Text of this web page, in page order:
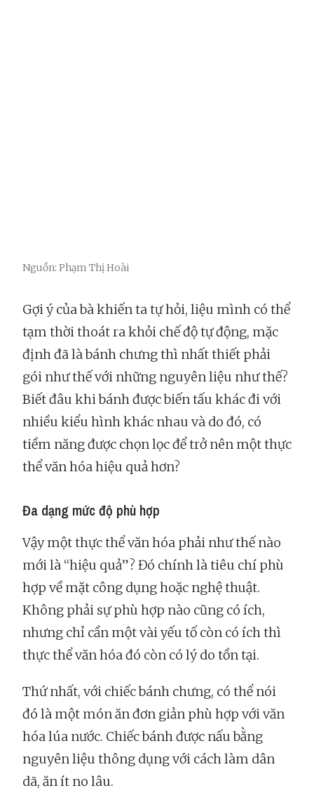
Nguồn: Phạm Thị Hoài
Gợi ý của bà khiến ta tự hỏi, liệu mình có thể
tạm thời thoát ra khỏi chế độ tự động, mặc
định đã là bánh chưng thì nhất thiết phải
gói như thế với những nguyên liệu như thế?
Biết đâu khi bánh được biến tấu khác đi với
nhiều kiểu hình khác nhau và do đó, có
tiềm năng được chọn lọc để trở nên một thực
thể văn hóa hiệu quả hơn?
Đa dạng mức độ phù hợp
Vậy một thực thể văn hóa phải như thế nào
mới là “hiệu quả”? Đó chính là tiêu chí phù
hợp về mặt công dụng hoặc nghệ thuật.
Không phải sự phù hợp nào cũng có ích,
nhưng chỉ cần một vài yếu tố còn có ích thì
thực thể văn hóa đó còn có lý do tồn tại.
Thứ nhất, với chiếc bánh chưng, có thể nói
đó là một món ăn đơn giản phù hợp với văn
hóa lúa nước. Chiếc bánh được nấu bằng
nguyên liệu thông dụng với cách làm dân
dã, ăn ít no lâu.